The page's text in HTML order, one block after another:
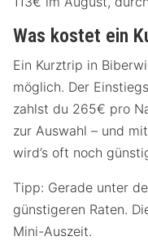
Was kostet ein
Ein Kurztrip in
möglich. Der
zahlst du 265€ pro
zur Auswahl – und
wird’s oft noch
Tipp: Gerade unter
günstigeren Raten.
Mini-Auszeit.